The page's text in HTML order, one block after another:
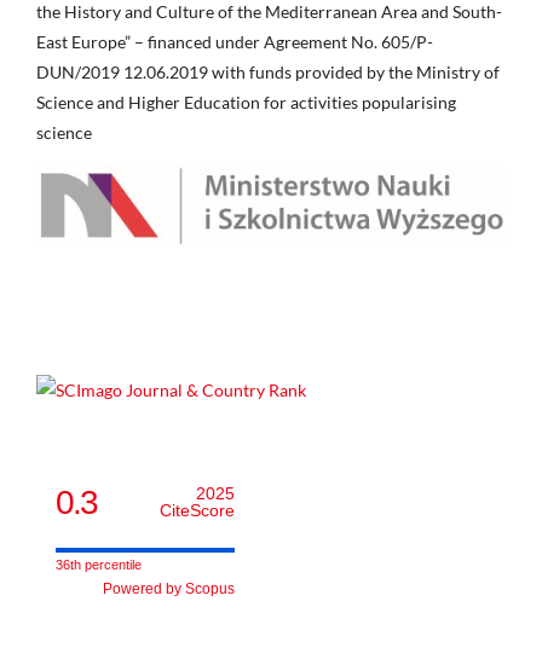
the History and Culture of the Mediterranean Area and South-
East Europe” – financed under Agreement No. 605/P-
DUN/2019 12.06.2019 with funds provided by the Ministry of
Science and Higher Education for activities popularising
science
0.3
2025
CiteScore
36th percentile
Powered by Scopus